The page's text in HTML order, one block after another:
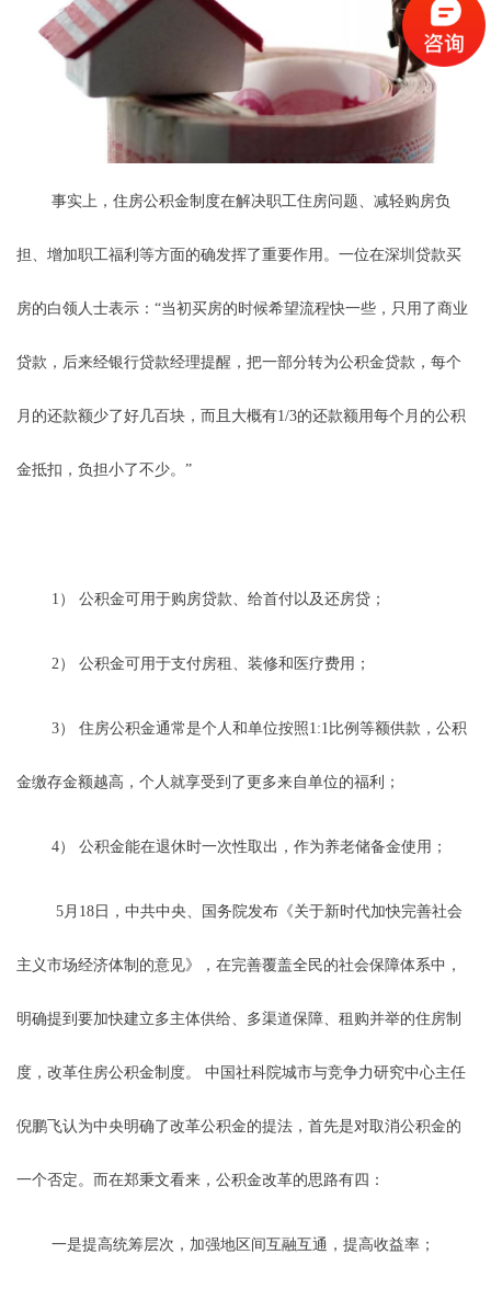
事实上，住房公积金制度在解决职工住房问题、减轻购房负
担、增加职工福利等方面的确发挥了重要作用。一位在深圳贷款买
房的白领人士表示：“当初买房的时候希望流程快一些，只用了商业
贷款，后来经银行贷款经理提醒，把一部分转为公积金贷款，每个
月的还款额少了好几百块，而且大概有1/3的还款额用每个月的公积
金抵扣，负担小了不少。”
1） 公积金可用于购房贷款、给首付以及还房贷；
2） 公积金可用于支付房租、装修和医疗费用；
3） 住房公积金通常是个人和单位按照1:1比例等额供款，公积
金缴存金额越高，个人就享受到了更多来自单位的福利；
4） 公积金能在退休时一次性取出，作为养老储备金使用；
5月18日，中共中央、国务院发布《关于新时代加快完善社会
主义市场经济体制的意见》，在完善覆盖全民的社会保障体系中，
明确提到要加快建立多主体供给、多渠道保障、租购并举的住房制
度，改革住房公积金制度。 中国社科院城市与竞争力研究中心主任
倪鹏飞认为中央明确了改革公积金的提法，首先是对取消公积金的
一个否定。而在郑秉文看来，公积金改革的思路有四：
一是提高统筹层次，加强地区间互融互通，提高收益率；